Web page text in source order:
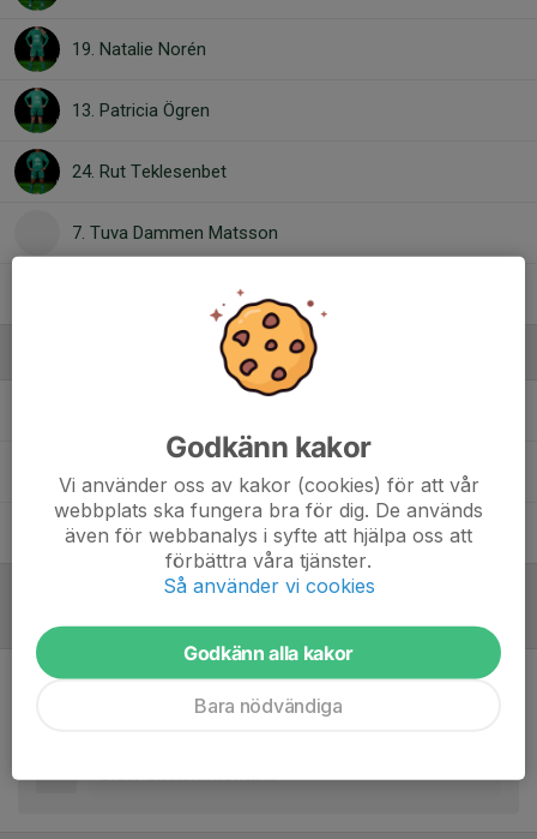
19. Natalie Norén
13. Patricia Ögren
24. Rut Teklesenbet
7. Tuva Dammen Matsson
, F15-16 (2010-2011)
Mattias NordqvistTränare
Referat
Inget referat skrivet
Godkänn kakor
Vi använder oss av kakor (cookies) för att vår
webbplats ska fungera bra för dig. De används
även för webbanalys i syfte att hjälpa oss att
förbättra våra tjänster.
Så använder vi cookies
Godkänn alla kakor
Bara nödvändiga